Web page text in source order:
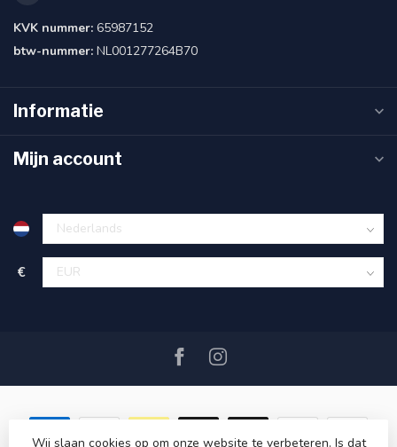
KVK nummer: 65987152
btw-nummer: NL001277264B70
Informatie
Mijn account
€
Wij slaan cookies op om onze website te verbeteren. Is dat